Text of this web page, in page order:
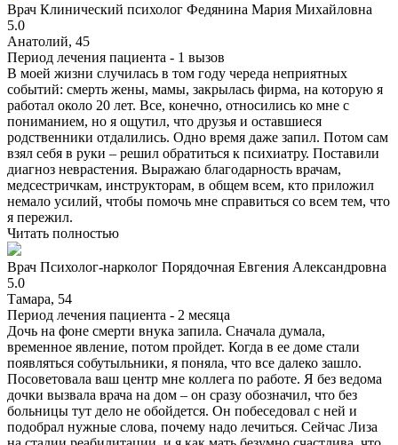
Врач Клинический психолог Федянина Мария Михайловна
5.0
Анатолий, 45
Период лечения пациента - 1 вызов
В моей жизни случилась в том году череда неприятных
событий: смерть жены, мамы, закрылась фирма, на которую я
работал около 20 лет. Все, конечно, относились ко мне с
пониманием, но я ощутил, что друзья и оставшиеся
родственники отдалились. Одно время даже запил. Потом сам
взял себя в руки – решил обратиться к психиатру. Поставили
диагноз неврастения. Выражаю благодарность врачам,
медсестричкам, инструкторам, в общем всем, кто приложил
немало усилий, чтобы помочь мне справиться со всем тем, что
я пережил.
Читать полностью
Врач Психолог-нарколог Порядочная Евгения Александровна
5.0
Тамара, 54
Период лечения пациента - 2 месяца
Дочь на фоне смерти внука запила. Сначала думала,
временное явление, потом пройдет. Когда в ее доме стали
появляться собутыльники, я поняла, что все далеко зашло.
Посоветовала ваш центр мне коллега по работе. Я без ведома
дочки вызвала врача на дом – он сразу обозначил, что без
больницы тут дело не обойдется. Он побеседовал с ней и
подобрал нужные слова, почему надо лечиться. Сейчас Лиза